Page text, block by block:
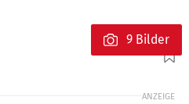
Foto: KTM
9 Bilder
ANZEIGE